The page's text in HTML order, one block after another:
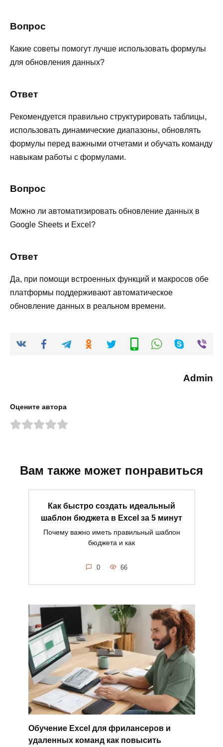
Вопрос
Какие советы помогут лучше использовать формулы
для обновления данных?
Ответ
Рекомендуется правильно структурировать таблицы,
использовать динамические диапазоны, обновлять
формулы перед важными отчетами и обучать команду
навыкам работы с формулами.
Вопрос
Можно ли автоматизировать обновление данных в
Google Sheets и Excel?
Ответ
Да, при помощи встроенных функций и макросов обе
платформы поддерживают автоматическое
обновление данных в реальном времени.
Admin
Оцените автора
Вам также может понравиться
Как быстро создать идеальный
шаблон бюджета в Excel за 5 минут
Почему важно иметь правильный шаблон
бюджета и как
0 66
Обучение Excel для фрилансеров и
удаленных команд как повысить